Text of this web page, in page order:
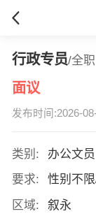
行政专员/全职
面议
发布时间:2026-
类别:
办公文员
要求:
性别不
区域:
叙永